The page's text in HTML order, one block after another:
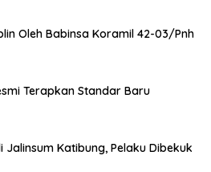
Oleh Babinsa Koramil 42-03/Pnh
Terapkan Standar Baru
Katibung, Pelaku Dibekuk